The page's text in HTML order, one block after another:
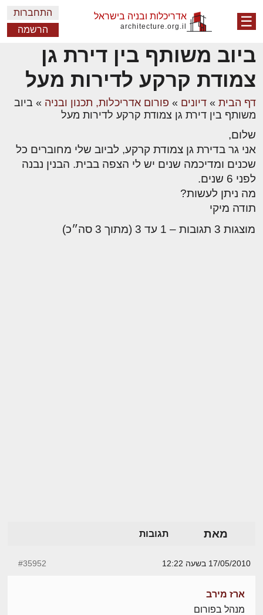
☰ אדריכלות ובניה בישראל
architecture.org.il
התחברות
הרשמה
ביוב משותף בין דירת גן
צמודת קרקע לדירות מעל
דף הבית » דיונים » פורום אדריכלות, תכנון ובניה » ביוב
משותף בין דירת גן צמודת קרקע לדירות מעל
שלום,
אני גר בדירת גן צמודת קרקע, לביוב שלי מחוברים כל
שכנים ומדיכמה שנים יש לי הצפה בבית. הבנין נבנה
לפני 6 שנים.
מה ניתן לעשות?
תודה מיקי
מוצגות 3 תגובות – 1 עד 3 (מתוך 3 סה״כ)
מאת תגובות
17/05/2010 בשעה 12:22 #35952
ארז מירב
מנהל בפורום